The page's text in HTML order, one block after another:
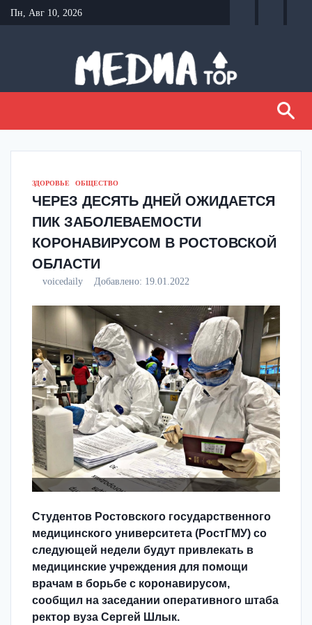
Перейти
к
Пн, Авг 10, 2026
ЗДОРОВЬЕ ОБЩЕСТВО
ЧЕРЕЗ ДЕСЯТЬ ДНЕЙ ОЖИДАЕТСЯ
ПИК ЗАБОЛЕВАЕМОСТИ
КОРОНАВИРУСОМ В РОСТОВСКОЙ
ОБЛАСТИ
voicedaily Добавлено: 19.01.2022
Студентов Ростовского государственного
медицинского университета (РостГМУ) со
следующей недели будут привлекать в
медицинские учреждения для помощи
врачам в борьбе с коронавирусом,
сообщил на заседании оперативного штаба
ректор вуза Сергей Шлык.